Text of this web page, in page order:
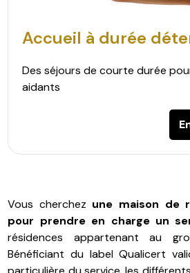
Accueil à durée
Des séjours de courte durée
aidants
Vous cherchez une maison de
pour prendre en charge un
résidences appartenant au
Bénéficiant du label Qualicert